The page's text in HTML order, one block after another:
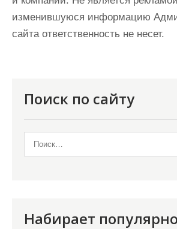
изменившуюся информацию
сайта ответственность не несет.
Поиск по сайту
Набирает